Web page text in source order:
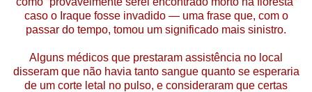
caso o Iraque fosse invadido — uma frase que, com o
passar do tempo, tomou um significado mais sinistro.
Alguns médicos que prestaram assistência no local
disseram que não havia tanto sangue quanto se esperaria
de um corte letal no pulso, e consideraram que certas